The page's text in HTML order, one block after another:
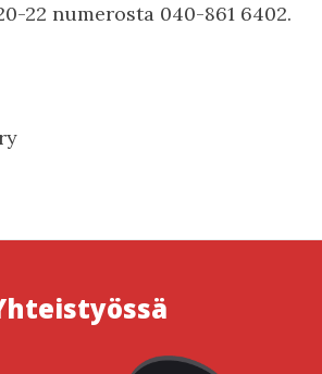
22 numerosta 040-861 6402.